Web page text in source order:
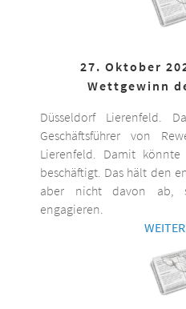
27. Oktober
Wettgewinn
Düsseldorf Lierenfeld.
Geschäftsführer von
Lierenfeld. Damit
beschäftigt. Das hält den
aber nicht davon ab,
engagieren.